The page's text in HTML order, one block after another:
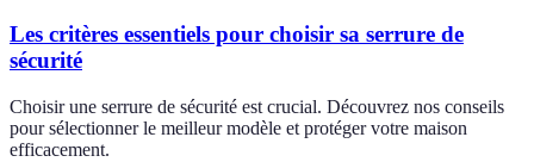
Les critères essentiels pour choisir sa serrure de
sécurité
Choisir une serrure de sécurité est crucial. Découvrez nos conseils
pour sélectionner le meilleur modèle et protéger votre maison
efficacement.